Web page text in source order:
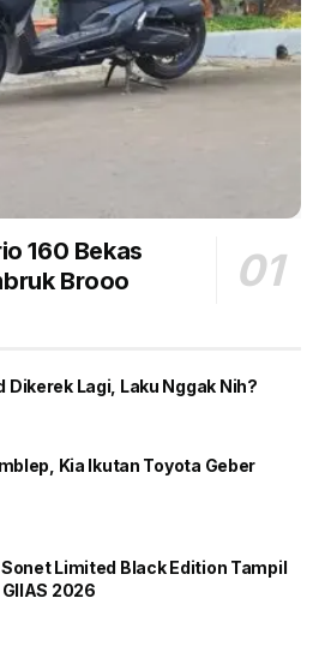
masih mengandalkan
teknologi PGM-FI yang
5 percepatan. Performa
untuk menunjang mobilitas di
premium seperti pencahayaan
160 Bekas
Brooo
Dikerek Lagi, Laku Nggak Nih?
Kia Ikutan Toyota Geber
Limited Black Edition Tampil
2026